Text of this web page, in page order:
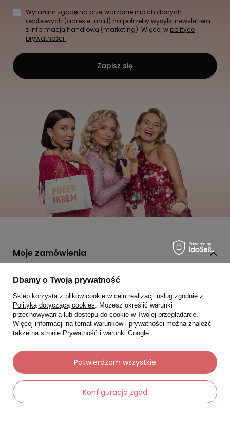
Wyrażam zgodę na przetwarzanie moich danych
osobowych (adres e-mail) na potrzeby wysyłki newslettera
z informacją handlową (marketing). Więcej w polityce
prywatności.
Zapisz się
Moje zamówienia
Status zamówienia
Śledzenie przesyłki
Chcę zareklamować produkt
Chcę zwrócić produkt
Kontakt
Moje konto
Dbamy o Twoją prywatność
Sklep korzysta z plików cookie w celu realizacji usług zgodnie z
Polityką dotyczącą cookies. Możesz określić warunki
przechowywania lub dostępu do cookie w Twojej przeglądarce.
Więcej informacji na temat warunków i prywatności można znaleźć
także na stronie Prywatność i warunki Google.
Konfiguracja zgód
Potwierdzam wszystkie